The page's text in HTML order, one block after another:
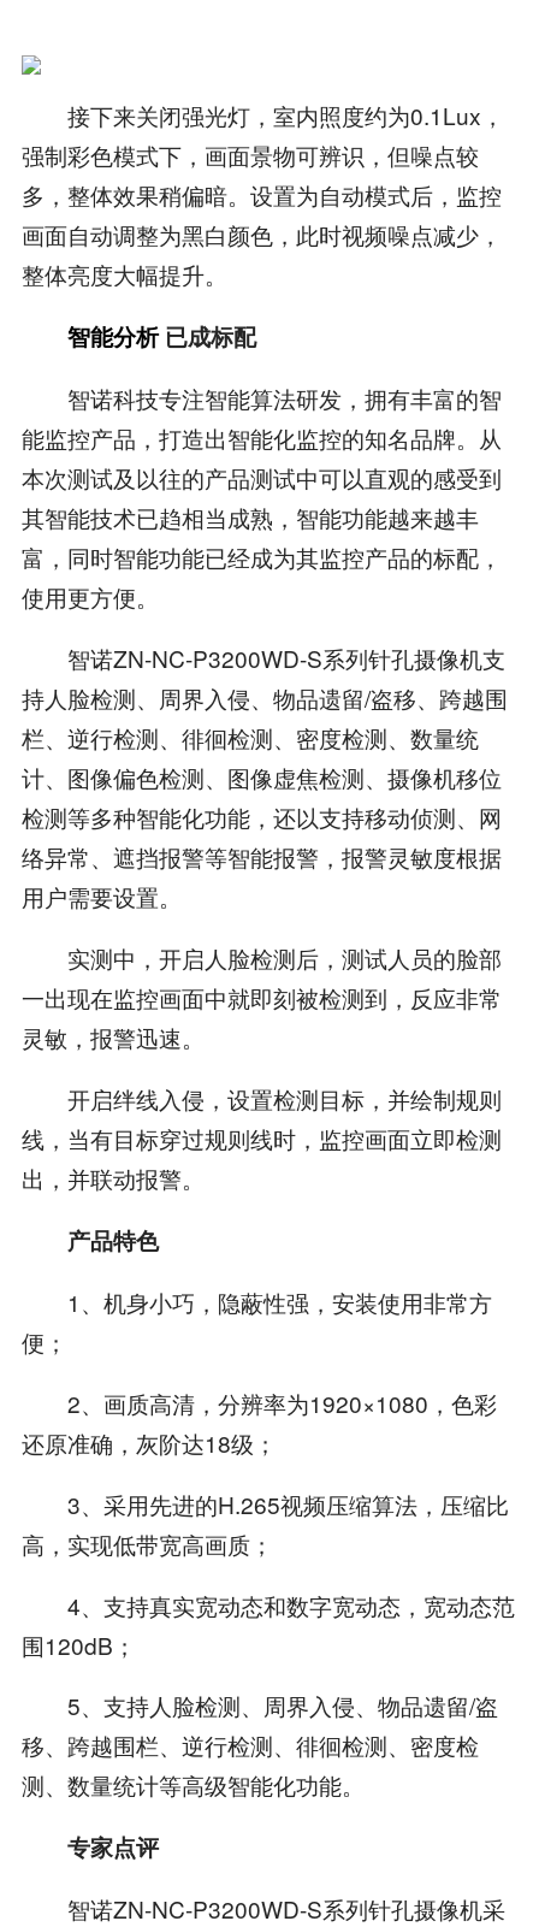
接下来关闭强光灯，室内照度约为0.1Lux，
强制彩色模式下，画面景物可辨识，但噪点较
多，整体效果稍偏暗。设置为自动模式后，监控
画面自动调整为黑白颜色，此时视频噪点减少，
整体亮度大幅提升。
智能分析已成标配
智诺科技专注智能算法研发，拥有丰富的智
能监控产品，打造出智能化监控的知名品牌。从
本次测试及以往的产品测试中可以直观的感受到
其智能技术已趋相当成熟，智能功能越来越丰
富，同时智能功能已经成为其监控产品的标配，
使用更方便。
智诺ZN-NC-P3200WD-S系列针孔摄像机支
持人脸检测、周界入侵、物品遗留/盗移、跨越围
栏、逆行检测、徘徊检测、密度检测、数量统
计、图像偏色检测、图像虚焦检测、摄像机移位
检测等多种智能化功能，还以支持移动侦测、网
络异常、遮挡报警等智能报警，报警灵敏度根据
用户需要设置。
实测中，开启人脸检测后，测试人员的脸部
一出现在监控画面中就即刻被检测到，反应非常
灵敏，报警迅速。
开启绊线入侵，设置检测目标，并绘制规则
线，当有目标穿过规则线时，监控画面立即检测
出，并联动报警。
产品特色
1、机身小巧，隐蔽性强，安装使用非常方
便；
2、画质高清，分辨率为1920×1080，色彩
还原准确，灰阶达18级；
3、采用先进的H.265视频压缩算法，压缩比
高，实现低带宽高画质；
4、支持真实宽动态和数字宽动态，宽动态范
围120dB；
5、支持人脸检测、周界入侵、物品遗留/盗
移、跨越围栏、逆行检测、徘徊检测、密度检
测、数量统计等高级智能化功能。
专家点评
智诺ZN-NC-P3200WD-S系列针孔摄像机采